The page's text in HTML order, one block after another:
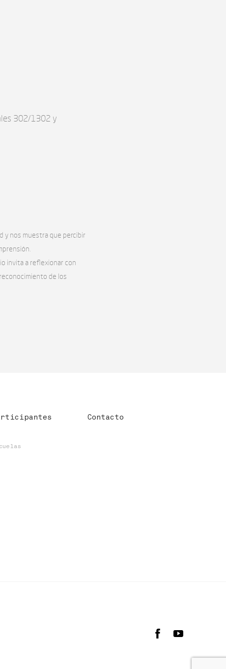
302/1302 y
y nos muestra que percibir
invita a reflexionar con
de los
Contacto